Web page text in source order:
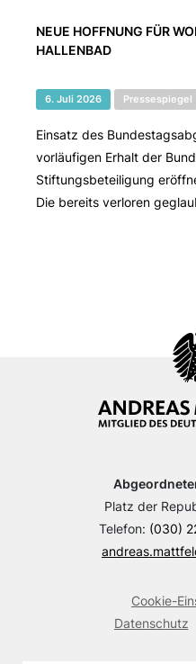
NEUE HOFFNUNG FÜR
HALLENBAD
6. Juli 2026 Pressespiegel
Einsatz des
vorläufigen Erhalt der
Stiftungsbeteiligung
Die bereits verloren
Platz der
Telefon: (030)
Cookie-
Datenschutz